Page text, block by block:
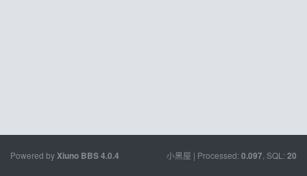
Powered byXiuno BBS4.0.4 小黑屋 | Processed: 0.097 , SQL: 20